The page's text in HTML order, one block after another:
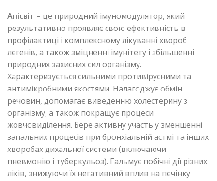
Апісвіт – це природний імуномодулятор, який
результативно проявляє свою ефективність в
профілактиці і комплексному лікуванні хвороб
легенів, а також зміцненні імунітету і збільшенні
природних захисних сил організму.
Характеризується сильними противірусними та
антимікробними якостями. Налагоджує обмін
речовин, допомагає виведенню холестерину з
організму, а також покращує процеси
жовчовиділення. Бере активну участь у зменшенні
запальних процесів при бронхіальній астмі та інших
хворобах дихальної системи (включаючи
пневмонію і туберкульоз). Гальмує побічні дії різних
ліків, знижуючи їх негативний вплив на печінку